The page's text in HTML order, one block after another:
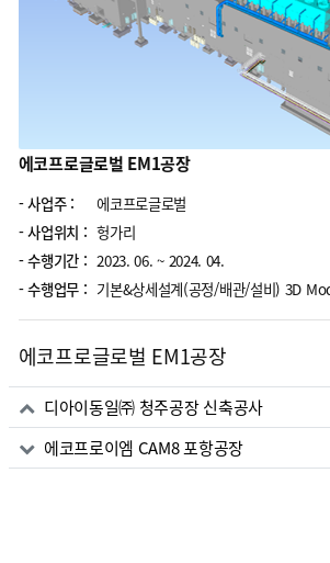
에코프로글로벌 EM1공장
- 사업주 :
에코프로글로벌
- 사업위치 : 헝가리
- 수행기간 : 2023. 06. ~ 2024. 04.
- 수행업무 : 기본&상세설계(공정/배관/설비) 3D
에코프로글로벌 EM1공장
관련자료
디아이동일㈜ 청주공장 신축공사
에코프로이엠 CAM8 포항공장